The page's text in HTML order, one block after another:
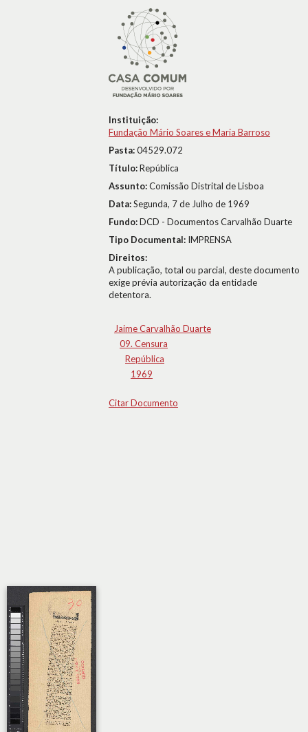
Instituição:
Fundação Mário Soares e Maria Barroso
Pasta:04529.072
Título:República
Assunto:Comissão Distrital de Lisboa
Data:Segunda, 7 de Julho de 1969
Fundo:DCD - Documentos Carvalhão Duarte
Tipo Documental: IMPRENSA
Direitos:
A publicação, total ou parcial, deste documento
exige prévia autorização da entidade
detentora.
Jaime Carvalhão Duarte
09. Censura
República
1969
Citar Documento